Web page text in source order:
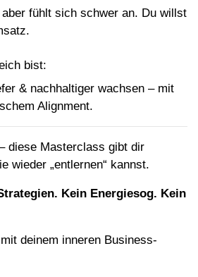
fühlt sich schwer an. Du willst
bist:
& nachhaltiger wachsen – mit
Alignment.
diese Masterclass gibt dir
wieder „entlernen“ kannst.
Kein Energiesog. Kein
deinem inneren Business-